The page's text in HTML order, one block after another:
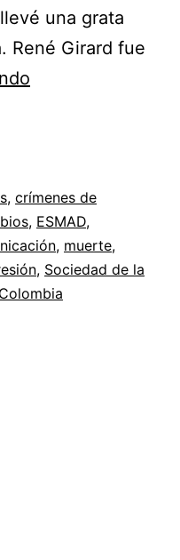
una grata
René Girard fue
Disturbios
(ESMAD)
como
ente
, crímenes de
, ESMAD,
, muerte,
, Sociedad de la